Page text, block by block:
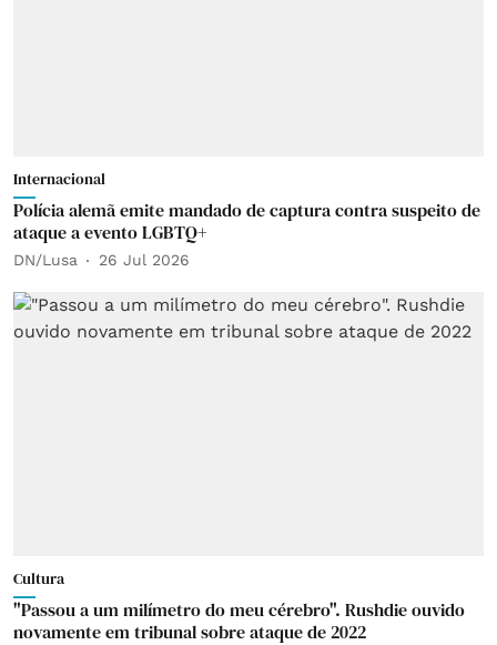
Internacional
Polícia alemã emite mandado de captura contra suspeito de
ataque a evento LGBTQ+
DN/Lusa 26 Jul 2026
Cultura
"Passou a um milímetro do meu cérebro". Rushdie ouvido
novamente em tribunal sobre ataque de 2022